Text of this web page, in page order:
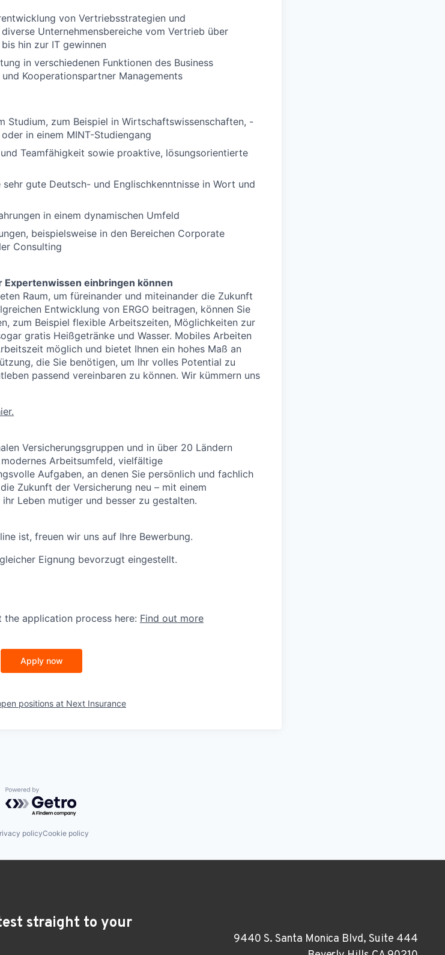
von Vertriebsstrategien und
Unternehmensbereiche vom Vertrieb über
hin zur IT gewinnen
in verschiedenen Funktionen des Business
Kooperationspartner Managements
Studium, zum Beispiel in Wirtschaftswissenschaften, -
in einem MINT-Studiengang
Teamfähigkeit sowie proaktive, lösungsorientierte
gute Deutsch- und Englischkenntnisse in Wort und
in einem dynamischen Umfeld
beispielsweise in den Bereichen Corporate
Consulting
Expertenwissen einbringen können
Raum, um füreinander und miteinander die Zukunft
Entwicklung von ERGO beitragen, können Sie
zum Beispiel flexible Arbeitszeiten, Möglichkeiten zur
gratis Heißgetränke und Wasser. Mobiles Arbeiten
möglich und bietet Ihnen ein hohes Maß an
die Sie benötigen, um Ihr volles Potential zu
passend vereinbaren zu können. Wir kümmern uns
Versicherungsgruppen und in über 20 Ländern
Arbeitsumfeld, vielfältige
Aufgaben, an denen Sie persönlich und fachlich
Zukunft der Versicherung neu – mit einem
Leben mutiger und besser zu gestalten.
ist, freuen wir uns auf Ihre Bewerbung.
Eignung bevorzugt eingestellt.
application process here: Find out more
Apply now
positions at Next Insurance
Powered by Getro.com
policyCookie policy
straight to your
9440 S. Santa Monica Blvd, Suite 444